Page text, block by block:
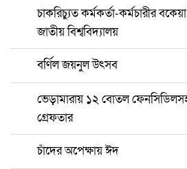
চাকরিচ্যুত কর্মকর্তা-কর্মচারীর
জাতীয় বিশ্ববিদ্যালয়
বর্ণিল জয়নুল উৎসব
ভেড়ামারায় ১২ বোতল
গ্রেফতার
চাঁদের অপেক্ষায় ঈদ